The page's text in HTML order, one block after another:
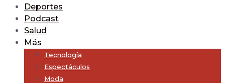
Deportes
Podcast
Salud
Más
Tecnología
Espectáculos
Moda